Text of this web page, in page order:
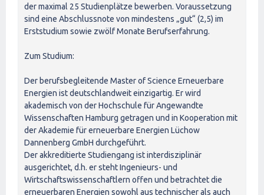
der maximal 25 Studienplätze bewerben. Voraussetzung
sind eine Abschlussnote von mindestens „gut“ (2,5) im
Erststudium sowie zwölf Monate Berufserfahrung.
Zum Studium:
Der berufsbegleitende Master of Science Erneuerbare
Energien ist deutschlandweit einzigartig. Er wird
akademisch von der Hochschule für Angewandte
Wissenschaften Hamburg getragen und in Kooperation mit
der Akademie für erneuerbare Energien Lüchow
Dannenberg GmbH durchgeführt.
Der akkreditierte Studiengang ist interdisziplinär
ausgerichtet, d.h. er steht Ingenieurs- und
Wirtschaftswissenschaftlern offen und betrachtet die
erneuerbaren Energien sowohl aus technischer als auch